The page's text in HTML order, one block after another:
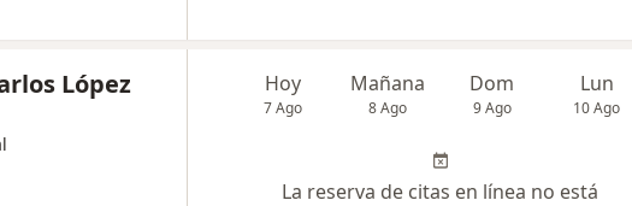
López
Hoy
7 Ago
Mañana
8 Ago
Dom
9 Ago
Lun
10 Ago
La reserva de citas en línea no está